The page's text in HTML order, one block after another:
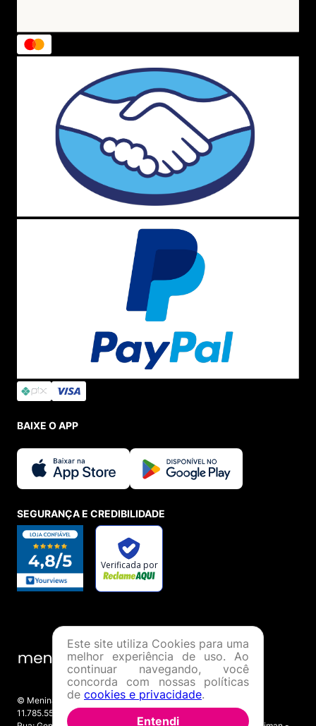
BAIXE O APP
SEGURANÇA E CREDIBILIDADE
© Menina Shoes Comércio de Modas Eireli - EPP CNPJ:
11.785.555/0001-02 | IE: 387.208.543.115
Este site utiliza Cookies para uma
melhor experiência de uso. Ao
continuar navegando, você
concorda com nossas políticas
de cookies e privacidade.
Entendi